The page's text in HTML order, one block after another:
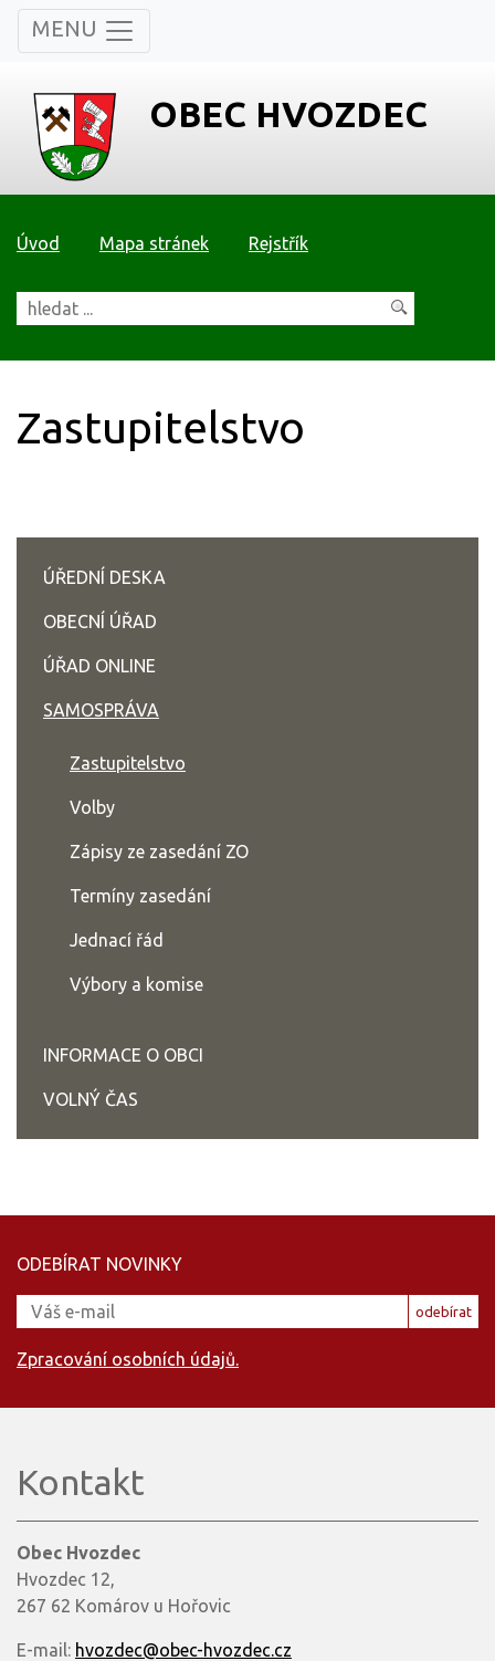
MENU
OBEC HVOZDEC
Úvod Mapa stránek Rejstřík
Zastupitelstvo
ÚŘEDNÍ DESKA
OBECNÍ ÚŘAD
ÚŘAD ONLINE
SAMOSPRÁVA
Zastupitelstvo
Volby
Zápisy ze zasedání ZO
Termíny zasedání
Jednací řád
Výbory a komise
INFORMACE O OBCI
VOLNÝ ČAS
ODEBÍRAT NOVINKY
odebírat
Zpracování osobních údajů.
Kontakt
Obec Hvozdec
Hvozdec 12,
267 62 Komárov u Hořovic
E-mail: hvozdec@obec-hvozdec.cz